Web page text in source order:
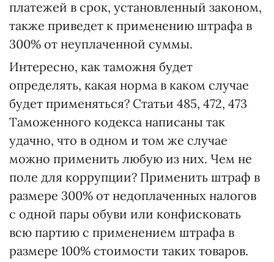
платежей в срок, установленный законом,
также приведет к применению штрафа в
300% от неуплаченной суммы.
Интересно, как таможня будет
определять, какая норма в каком случае
будет применяться? Статьи 485, 472, 473
Таможенного кодекса написаны так
удачно, что в одном и том же случае
можно применить любую из них. Чем не
поле для коррупции? Применить штраф в
размере 300% от недоплаченных налогов
с одной пары обуви или конфисковать
всю партию с применением штрафа в
размере 100% стоимости таких товаров.